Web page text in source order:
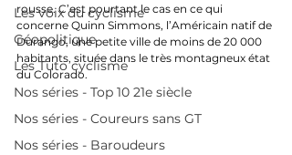
Les voix du cyclisme
Géopolitique
Les Tuto cyclisme
Nos séries - Top 10 21e siècle
Nos séries - Coureurs sans GT
Nos séries - Baroudeurs
rousse. C’est pourtant le cas en ce qui
concerne Quinn Simmons, l’Américain natif de
Durango, une petite ville de moins de 20 000
habitants, située dans le très montagneux état
du Colorado.